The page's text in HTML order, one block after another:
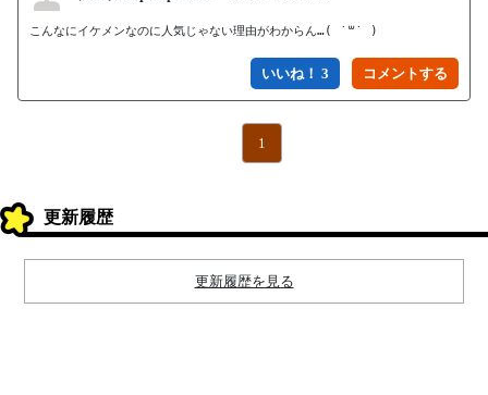
こんなにイケメンなのに人気じゃない理由がわからん…( ˙꒳˙ )
いいね！ 3
1
更新履歴
更新履歴を見る